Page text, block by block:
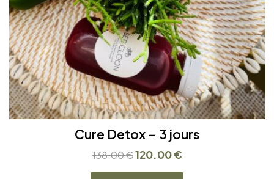
Cure Detox – 3 jours
138.00€120.00€